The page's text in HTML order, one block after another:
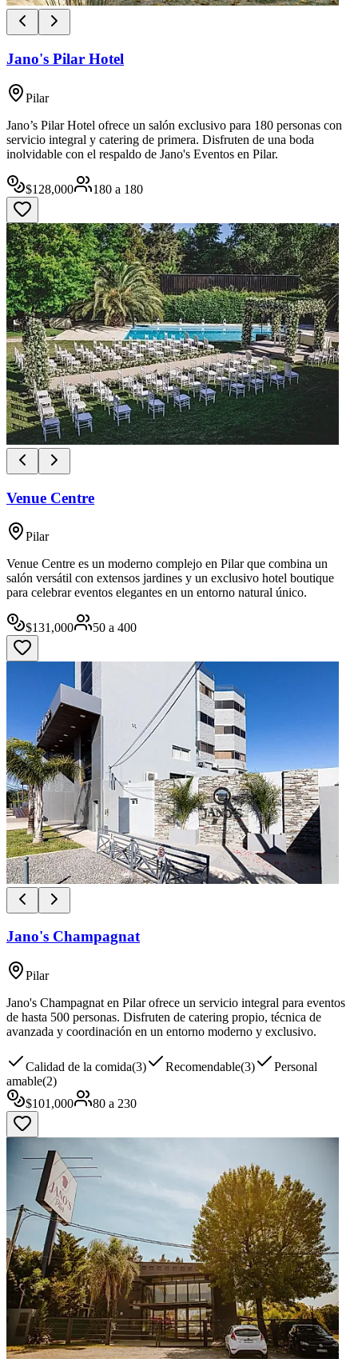
Jano's Pilar Hotel
Pilar
Jano’s Pilar Hotel ofrece un salón exclusivo para 180 personas con
servicio integral y catering de primera. Disfruten de una boda
inolvidable con el respaldo de Jano's Eventos en Pilar.
$128,000 180 a 180
Venue Centre
Pilar
Venue Centre es un moderno complejo en Pilar que combina un
salón versátil con extensos jardines y un exclusivo hotel boutique
para celebrar eventos elegantes en un entorno natural único.
$131,000 50 a 400
Jano's Champagnat
Pilar
Jano's Champagnat en Pilar ofrece un servicio integral para eventos
de hasta 500 personas. Disfruten de catering propio, técnica de
avanzada y coordinación en un entorno moderno y exclusivo.
Calidad de la comida(3) Recomendable(3)
Personal
amable(2)
$101,000 80 a 230